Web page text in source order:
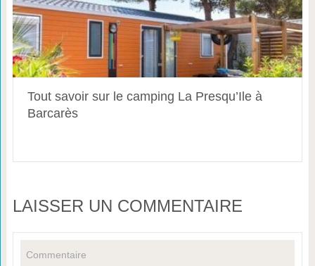
Tout savoir sur le camping La Presqu’Ile à
Barcarès
LAISSER UN COMMENTAIRE